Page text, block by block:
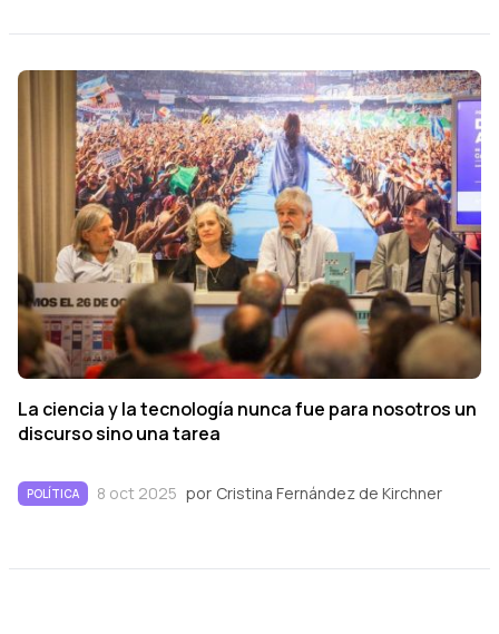
La ciencia y la tecnología nunca fue para nosotros un
discurso sino una tarea
POLÍTICA 8 oct 2025 por Cristina Fernández de Kirchner